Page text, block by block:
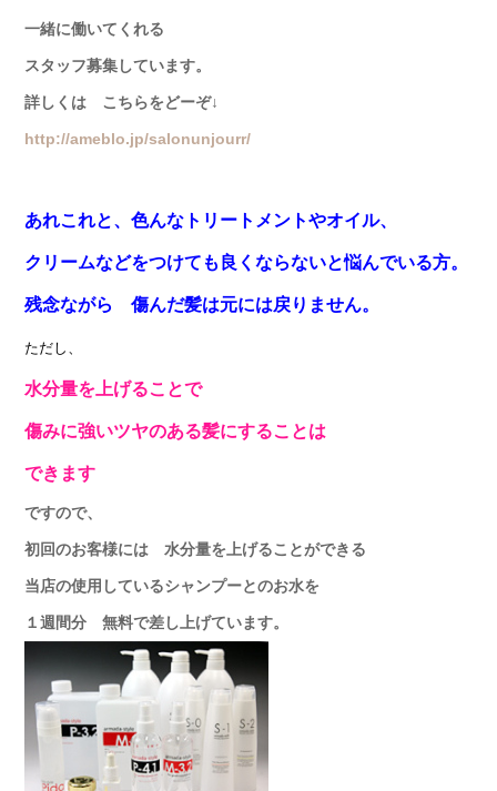
一緒に働いてくれる
スタッフ募集しています。
詳しくは こちらをどーぞ↓
http://ameblo.jp/salonunjourr/
あれこれと、色んなトリートメントやオイル、
クリームなどをつけても良くならないと悩んでいる方。
残念ながら 傷んだ髪は元には戻りません。
ただし、
水分量を上げることで
傷みに強いツヤのある髪にすることは
できます
ですので、
初回のお客様には 水分量を上げることができる
当店の使用しているシャンプーとのお水を
１週間分 無料で差し上げています。